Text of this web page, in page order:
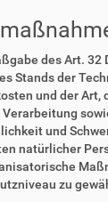
des Art. 32
Stands der
und der Art,
Verarbeitung
und
natürlicher
zu